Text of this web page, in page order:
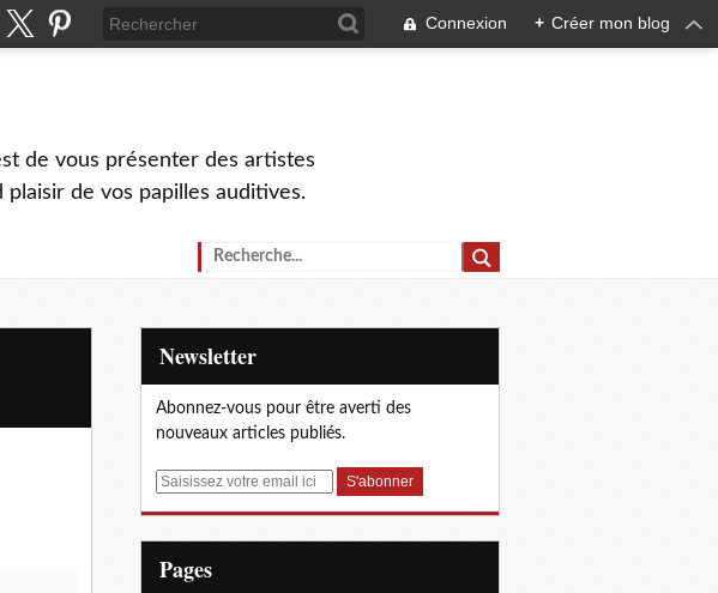
Connexion + Créer mon blog
de vous présenter des artistes
plaisir de vos papilles auditives.
Newsletter
Abonnez-vous pour être averti des
nouveaux articles publiés.
E
Pages